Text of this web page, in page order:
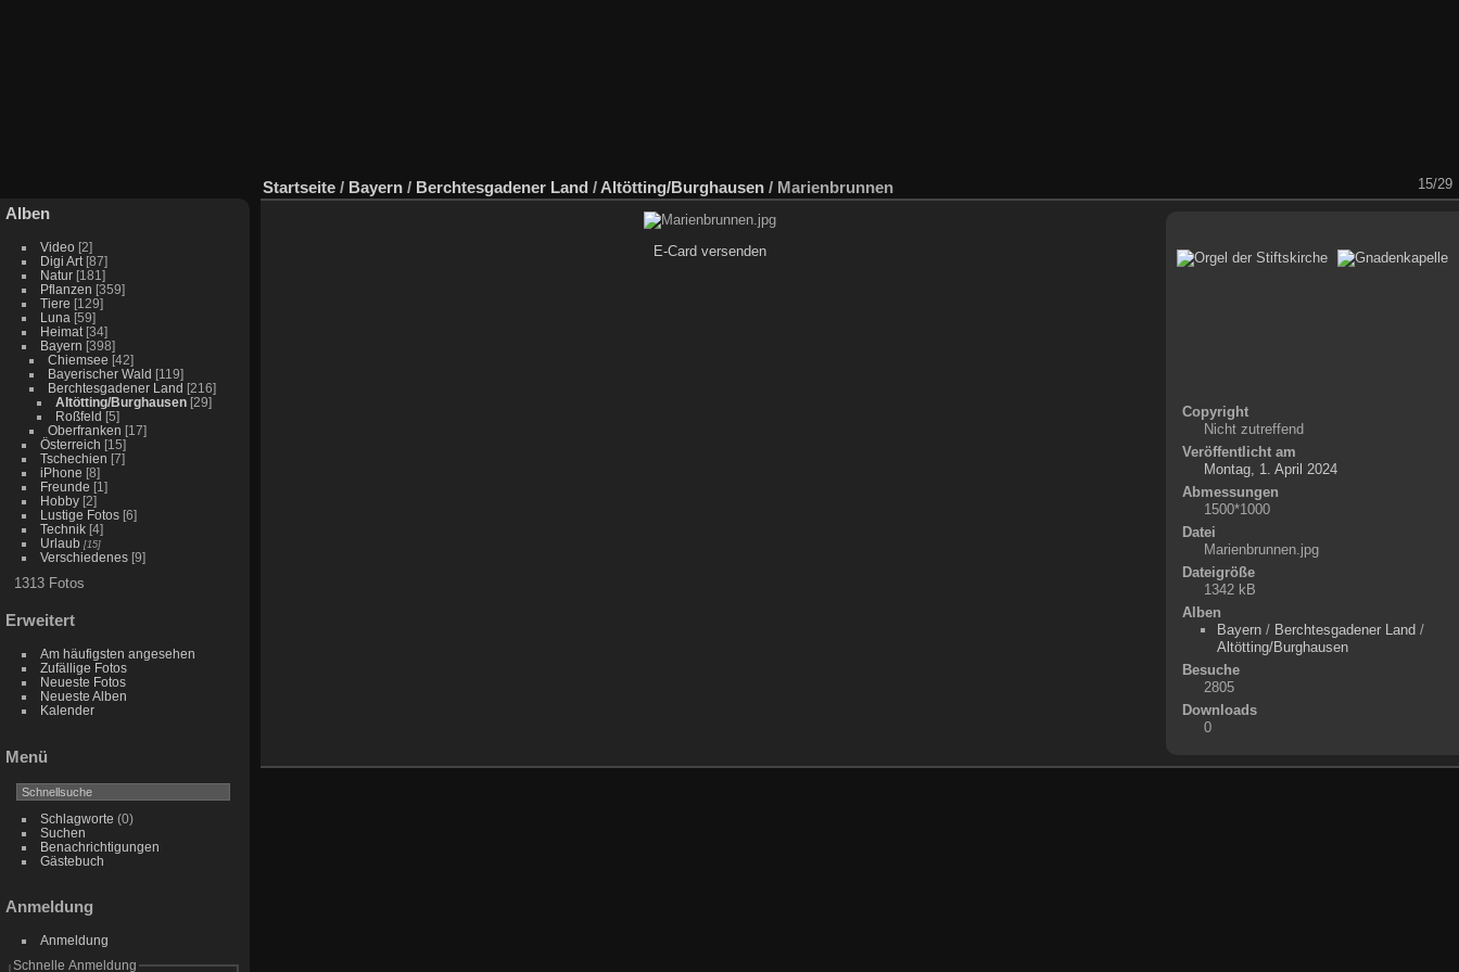
Alben
Video[2]
Digi Art[87]
Natur[181]
Pflanzen [359]
Tiere [129]
Luna [59]
Heimat[34]
Bayern [398]
Chiemsee [42]
Bayerischer Wald [119]
Berchtesgadener Land [216]
Altötting/Burghausen[29]
Roßfeld [5]
Oberfranken [17]
Österreich [15]
Tschechien [7]
iPhone [8]
Freunde [1]
Hobby[2]
Lustige Fotos[6]
Technik[4]
Urlaub[15]
Verschiedenes[9]
1313 Fotos
Erweitert
Am häufigsten angesehen
Zufällige Fotos
Neueste Fotos
Neueste Alben
Kalender
Menü
Schlagworte (0)
Suchen
Benachrichtigungen
Gästebuch
Anmeldung
Anmeldung
Schnelle Anmeldung
Startseite / Bayern / Berchtesgadener Land / Altötting/Burghausen / Marienbrunnen 15/29
E-Card versenden
Copyright
Nicht zutreffend
Veröffentlicht am
Montag, 1. April 2024
Abmessungen
1500*1000
Datei
Marienbrunnen.jpg
Dateigröße
1342 kB
Alben
Bayern / Berchtesgadener Land /
Altötting/Burghausen
Besuche
2805
Downloads
0